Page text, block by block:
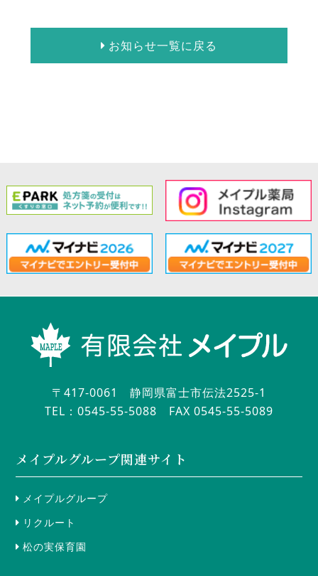
お知らせ一覧に戻る
〒417-0061 静岡県富士市伝法2525-1
TEL：0545-55-5088 FAX 0545-55-5089
メイプルグループ関連サイト
メイプルグループ
リクルート
松の実保育園